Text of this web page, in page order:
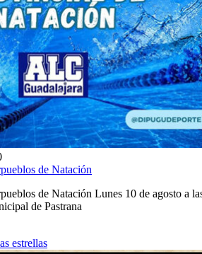
de Natación
de Natación Lunes 10 de agosto a
de Pastrana
estrellas